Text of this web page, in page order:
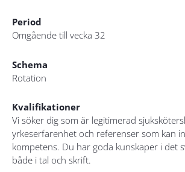
Period
Omgående till vecka 32
Schema
Rotation
Kvalifikationer
Vi söker dig som är legitimerad
yrkeserfarenhet och referenser som kan
kompetens. Du har goda kunskaper i det
både i tal och skrift.